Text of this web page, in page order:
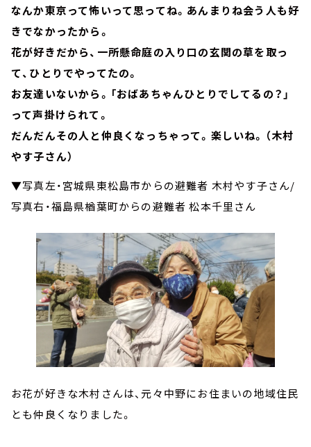
なんか東京って怖いって思ってね。あんまりね会う人も好
きでなかったから。
花が好きだから、一所懸命庭の入り口の玄関の草を取っ
て、ひとりでやってたの。
お友達いないから。「おばあちゃんひとりでしてるの？」
って声掛けられて。
だんだんその人と仲良くなっちゃって。楽しいね。（木村
やす子さん）
▼写真左・宮城県東松島市からの避難者 木村やす子さん/
写真右・福島県楢葉町からの避難者 松本千里さん
お花が好きな木村さんは、元々中野にお住まいの地域住民
とも仲良くなりました。